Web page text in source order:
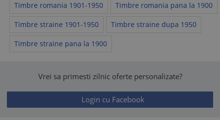
Timbre romania 1901-1950 Timbre romania pana la 1900
Timbre straine 1901-1950 Timbre straine dupa 1950
Timbre straine pana la 1900
Vrei sa primesti zilnic oferte personalizate?
Login cu Facebook